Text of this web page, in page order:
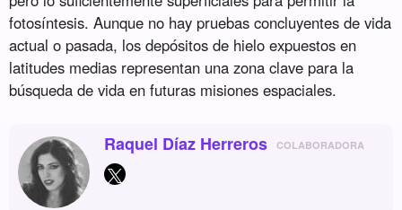
fotosíntesis. Aunque no hay pruebas concluyentes de vida
actual o pasada, los depósitos de hielo expuestos en
latitudes medias representan una zona clave para la
búsqueda de vida en futuras misiones espaciales.
Raquel Díaz Herreros COLABORADORA